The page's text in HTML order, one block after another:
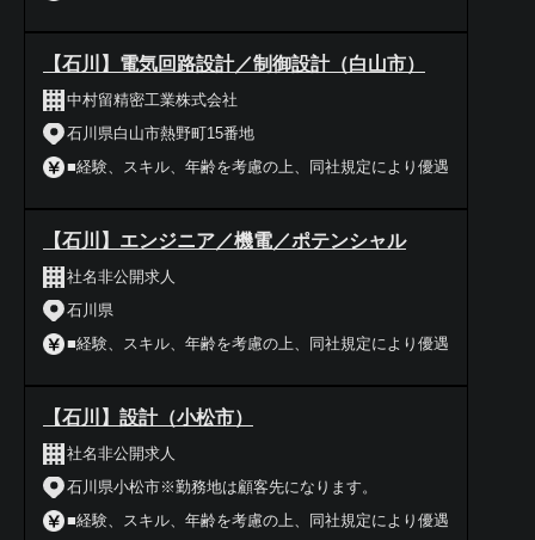
【石川】電気回路設計／制御設計（白山市）
中村留精密工業株式会社
石川県白山市熱野町15番地
■経験、スキル、年齢を考慮の上、同社規定により優遇
【石川】エンジニア／機電／ポテンシャル
社名非公開求人
石川県
■経験、スキル、年齢を考慮の上、同社規定により優遇
【石川】設計（小松市）
社名非公開求人
石川県小松市※勤務地は顧客先になります。
■経験、スキル、年齢を考慮の上、同社規定により優遇